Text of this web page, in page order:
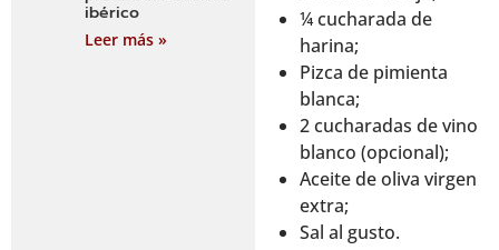
ibérico
Leer más »
¼ cucharada de
harina;
Pizca de pimienta
blanca;
2 cucharadas de vino
blanco (opcional);
Aceite de oliva virgen
extra;
Sal al gusto.